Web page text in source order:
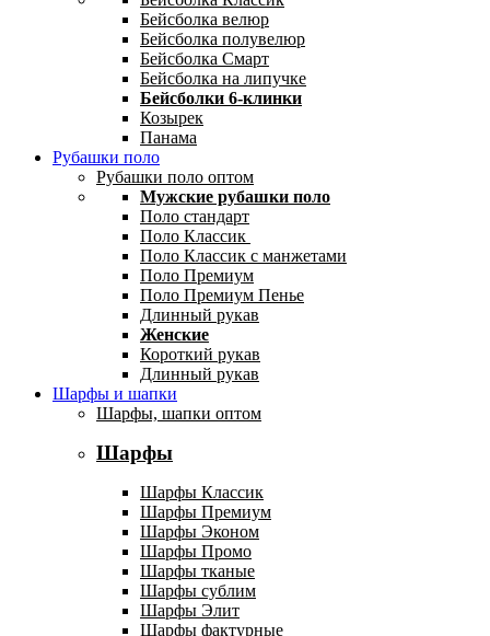
Бейсболка велюр
Бейсболка полувелюр
Бейсболка Смарт
Бейсболка на липучке
Бейсболки 6-клинки
Козырек
Панама
Рубашки поло
Рубашки поло оптом
Мужские рубашки поло
Поло стандарт
Поло Классик
Поло Классик с манжетами
Поло Премиум
Поло Премиум Пенье
Длинный рукав
Женские
Короткий рукав
Длинный рукав
Шарфы и шапки
Шарфы, шапки оптом
Шарфы
Шарфы Классик
Шарфы Премиум
Шарфы Эконом
Шарфы Промо
Шарфы тканые
Шарфы сублим
Шарфы Элит
Шарфы фактурные